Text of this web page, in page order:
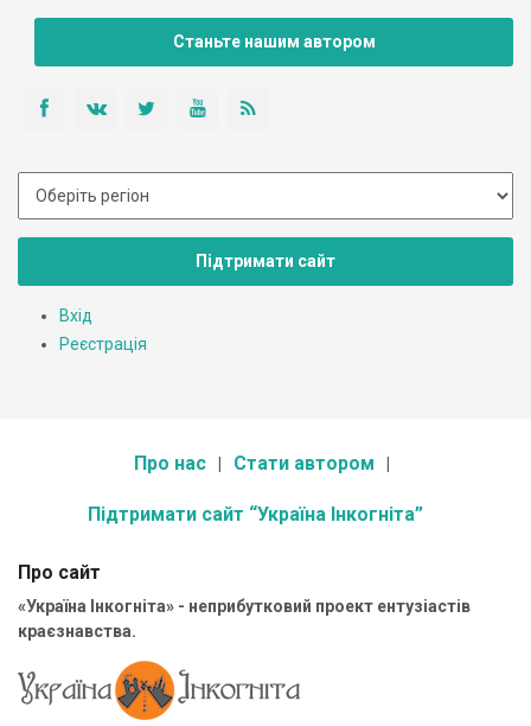
E-mail: beskydy2005@ukr.netСтаньте нашим автором
Підтримати сайт
Вхід
Реєстрація
Про нас Стати автором
Підтримати сайт “Україна Інкогніта”
Про сайт
«Україна Інкогніта» - неприбутковий проект ентузіастів
краєзнавства.